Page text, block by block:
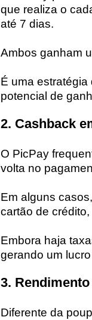
que realiza o
até 7 dias.
Ambos ganham
É uma
potencial de
2. Cashback
O PicPay
volta no
Em alguns
cartão de
Embora haja
gerando um
3.
Diferente da